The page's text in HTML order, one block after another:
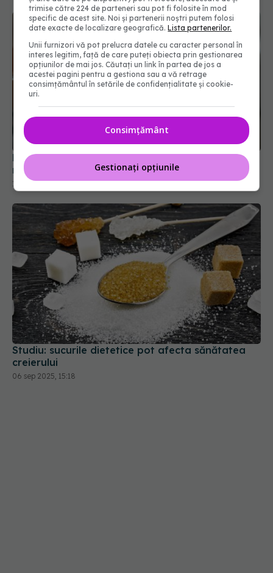
Dieta cu ouă fierte: slăbești rapid sau e doar un
mit? De ce o adoră celebritățile
18 ian 2026, 11:23
Studiu: sucurile dietetice pot afecta sănătatea
creierului
06 sep 2025, 15:18
trimise către 224 de parteneri sau pot fi folosite în mod
specific de acest site. Noi și partenerii noștri putem folosi
date exacte de localizare geografică.Lista partenerilor.
Unii furnizori vă pot prelucra datele cu caracter personal în
interes legitim, față de care puteți obiecta prin gestionarea
opțiunilor de mai jos. Căutați un link în partea de jos a
acestei pagini pentru a gestiona sau a vă retrage
consimțământul în setările de confidențialitate și cookie-
uri.
Consimțământ
Gestionați opțiunile